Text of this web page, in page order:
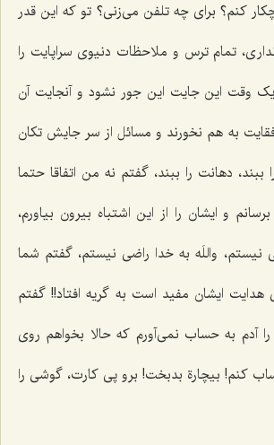
کنم؟ برای چه تلفن می‌زنی؟ تو که این قدر
تمام ترس و ملاحظات دنیوی سراپایت را
یک وقت این جایت این جور نشود و آنجایت آن
به هم نخورند و مسائل از سر جایش تکان
دهانت را ببند، گفتم نه من اتفاقا حتما
و ایشان را از این اشتباه بیرون بیاورم،
واللَه به خدا راضی نیستم، گفتم شما
هدایت ایشان مفید است به گریه افتاد!! گفتم
را آدم به حساب نمی‌آورم که حالا بخواهم روی
کنم! بیچارة بدبخت! برو پی کارت، گوشی را